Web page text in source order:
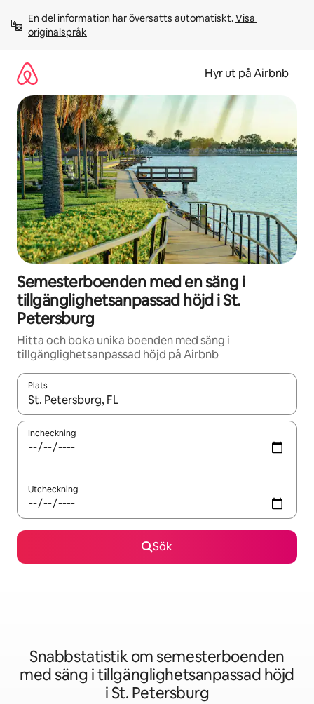
innehåll
En del information har översatts automatiskt. Visa
originalspråk
Hyr ut på Airbnb
Semesterboenden med en säng i
tillgänglighetsanpassad höjd i St.
Petersburg
Hitta och boka unika boenden med säng i
tillgänglighetsanpassad höjd på Airbnb
Plats
När resultaten är tillgängliga kan du navigera med upp- och
Incheckning
Utcheckning
Sök
Snabbstatistik om semesterboenden
med säng i tillgänglighetsanpassad höjd
i St. Petersburg